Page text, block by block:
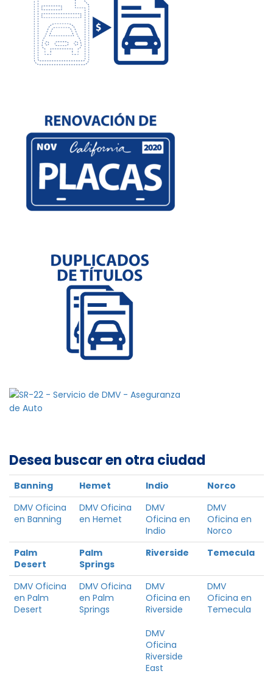
Desea buscar en otra ciudad
Banning Hemet Indio
Norco
DMV Oficina
en Banning
DMV Oficina
en Hemet
DMV
Oficina en
Indio
DMV
Oficina en
Norco
Palm
Desert
Palm
Springs
Riverside Temecula
DMV Oficina
en Palm
Desert
DMV Oficina
en Palm
Springs
DMV
Oficina en
Riverside
DMV
Oficina
Riverside
East
DMV
Oficina en
Temecula